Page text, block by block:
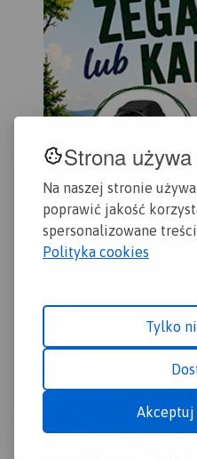
Strona
Na naszej stronie
poprawić jakość
spersonalizowane
Polityka cookies
Tylko
Akceptuj
odwiedzenia.